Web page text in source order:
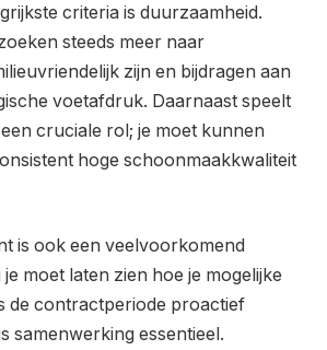
criteria is duurzaamheid.
steeds meer naar
zijn en bijdragen aan
voetafdruk. Daarnaast speelt
cruciale rol; je moet kunnen
hoge schoonmaakkwaliteit
is ook een veelvoorkomend
moet laten zien hoe je mogelijke
de contractperiode proactief
samenwerking essentieel.